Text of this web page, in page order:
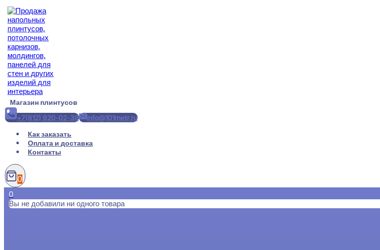
Перейти
содержимому
Магазин плинтусов
+7(812) 920-02-38
info@101metr.ru
Как заказать
Оплата и доставка
Контакты
0
0
Вы не добавили ни одного товара